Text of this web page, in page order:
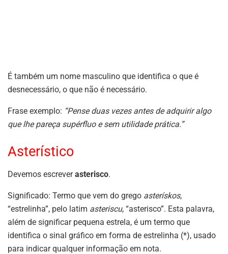
É também um nome masculino que identifica o que é
desnecessário, o que não é necessário.
Frase exemplo: “Pense duas vezes antes de adquirir algo
que lhe pareça supérfluo e sem utilidade prática.”
Asterístico
Devemos escreverasterisco.
Significado: Termo que vem do grego asterískos,
“estrelinha”, pelo latim asteriscu, “asterisco”. Esta palavra,
além de significar pequena estrela, é um termo que
identifica o sinal gráfico em forma de estrelinha (*), usado
para indicar qualquer informação em nota.